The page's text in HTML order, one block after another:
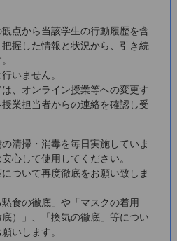
点から当該学生の行動履歴を含
握した情報と状況から、引き続
いません。
、オンライン授業等への変更す
業担当者からの連絡を確認し受
清掃・消毒を毎日実施していま
心して使用してください。
ついて再度徹底をお願い致しま
食の徹底」や「マスクの着用
底）」、「換気の徹底」等につい
いします。